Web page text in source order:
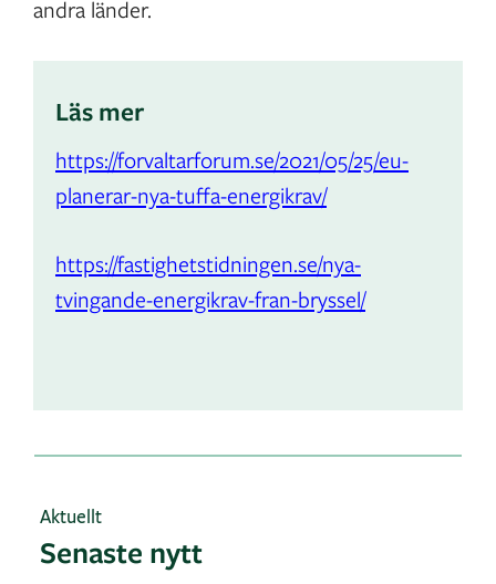
andra länder.
Läs mer
https://forvaltarforum.se/2021/05/25/eu-
planerar-nya-tuffa-energikrav/
https://fastighetstidningen.se/nya-
tvingande-energikrav-fran-bryssel/
Aktuellt
Senaste nytt